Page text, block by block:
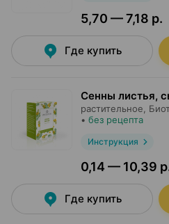
5,70 — 7,18 р.
Где купить
Сенны листья,
растительное,
• без рецепта
Инструкция
0,14 — 10,39
Где купить